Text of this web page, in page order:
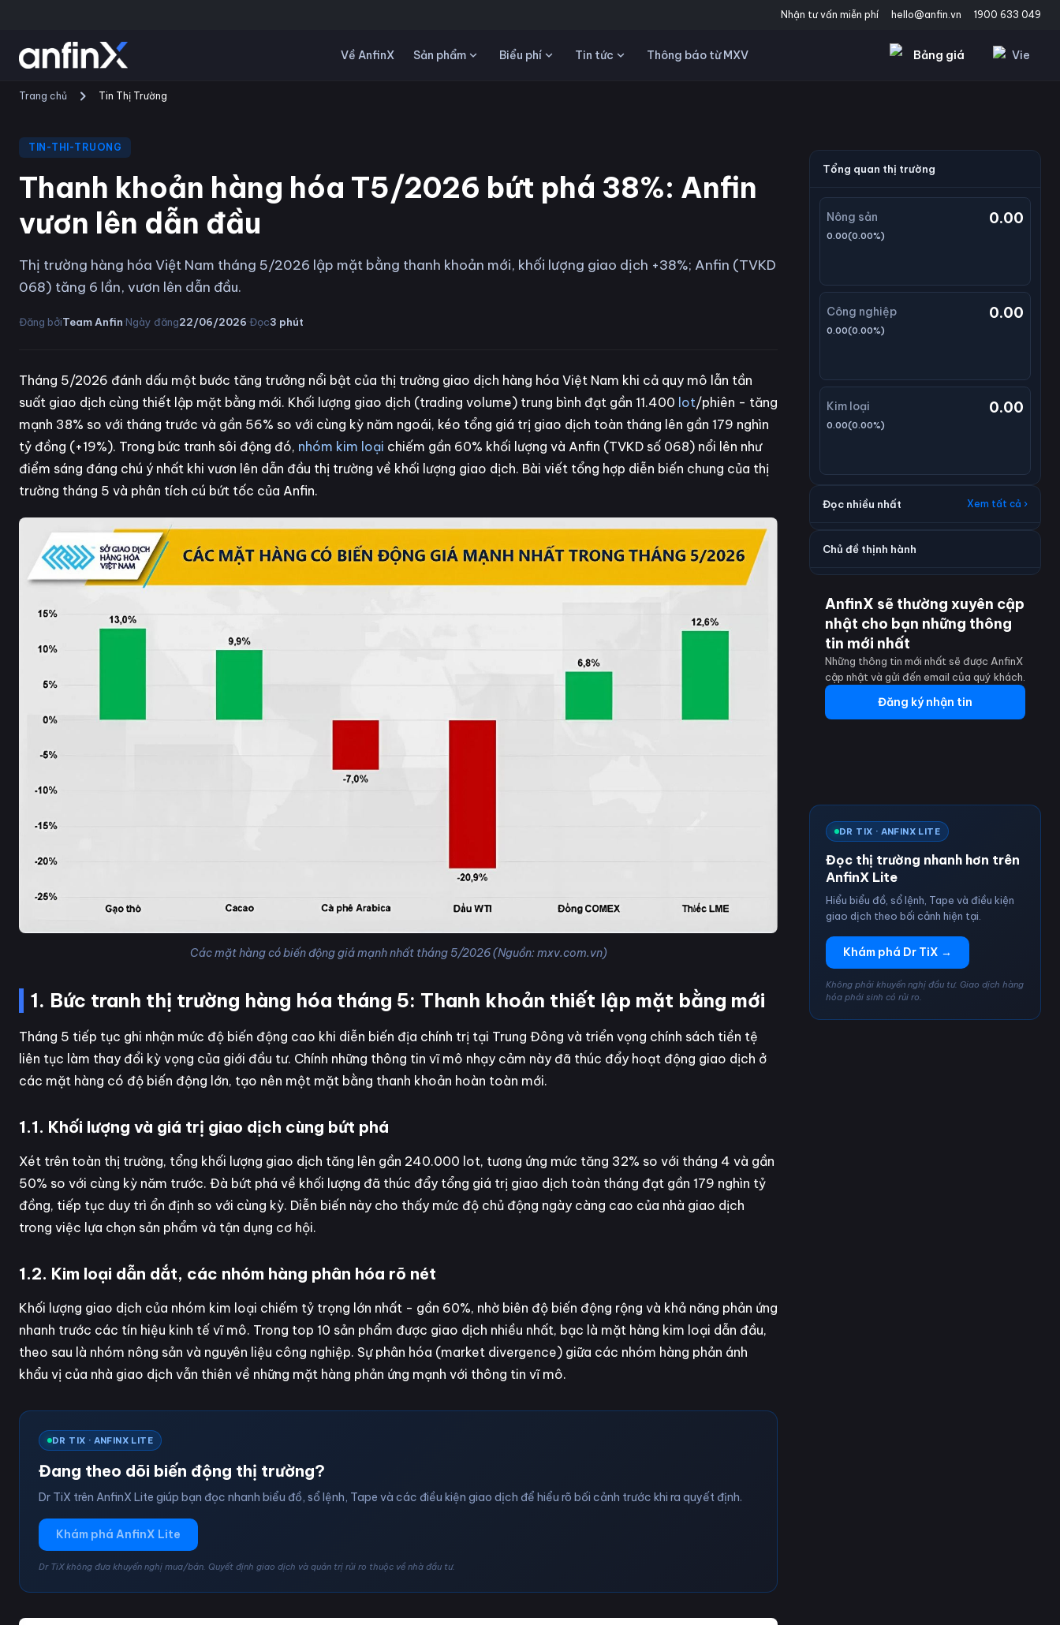
Nhận tư vấn miễn phí hello@anfin.vn 1900 633 049
Về AnfinX Sản phẩm Biểu phí Tin tức Thông báo từ MXV Bảng giá Vie
Trang chủ Tin Thị Trường
TIN-THI-TRUONG
Thanh khoản hàng hóa T5/2026 bứt phá 38%: Anfin
vươn lên dẫn đầu
Thị trường hàng hóa Việt Nam tháng 5/2026 lập mặt bằng thanh khoản mới, khối lượng giao dịch +38%; Anfin (TVKD
068) tăng 6 lần, vươn lên dẫn đầu.
Đăng bởiTeam Anfin·Ngày đăng22/06/2026·Đọc3 phút
Tháng 5/2026 đánh dấu một bước tăng trưởng nổi bật của thị trường giao dịch hàng hóa Việt Nam khi cả quy mô lẫn tần
suất giao dịch cùng thiết lập mặt bằng mới. Khối lượng giao dịch (trading volume) trung bình đạt gần 11.400 lot/phiên - tăng
mạnh 38% so với tháng trước và gần 56% so với cùng kỳ năm ngoái, kéo tổng giá trị giao dịch toàn tháng lên gần 179 nghìn
tỷ đồng (+19%). Trong bức tranh sôi động đó, nhóm kim loại chiếm gần 60% khối lượng và Anfin (TVKD số 068) nổi lên như
điểm sáng đáng chú ý nhất khi vươn lên dẫn đầu thị trường về khối lượng giao dịch. Bài viết tổng hợp diễn biến chung của thị
trường tháng 5 và phân tích cú bứt tốc của Anfin.
Các mặt hàng có biến động giá mạnh nhất tháng 5/2026 (Nguồn: mxv.com.vn)
1. Bức tranh thị trường hàng hóa tháng 5: Thanh khoản thiết lập mặt bằng mới
Tháng 5 tiếp tục ghi nhận mức độ biến động cao khi diễn biến địa chính trị tại Trung Đông và triển vọng chính sách tiền tệ
liên tục làm thay đổi kỳ vọng của giới đầu tư. Chính những thông tin vĩ mô nhạy cảm này đã thúc đẩy hoạt động giao dịch ở
các mặt hàng có độ biến động lớn, tạo nên một mặt bằng thanh khoản hoàn toàn mới.
1.1. Khối lượng và giá trị giao dịch cùng bứt phá
Xét trên toàn thị trường, tổng khối lượng giao dịch tăng lên gần 240.000 lot, tương ứng mức tăng 32% so với tháng 4 và gần
50% so với cùng kỳ năm trước. Đà bứt phá về khối lượng đã thúc đẩy tổng giá trị giao dịch toàn tháng đạt gần 179 nghìn tỷ
đồng, tiếp tục duy trì ổn định so với cùng kỳ. Diễn biến này cho thấy mức độ chủ động ngày càng cao của nhà giao dịch
trong việc lựa chọn sản phẩm và tận dụng cơ hội.
1.2. Kim loại dẫn dắt, các nhóm hàng phân hóa rõ nét
Khối lượng giao dịch của nhóm kim loại chiếm tỷ trọng lớn nhất - gần 60%, nhờ biên độ biến động rộng và khả năng phản ứng
nhanh trước các tín hiệu kinh tế vĩ mô. Trong top 10 sản phẩm được giao dịch nhiều nhất, bạc là mặt hàng kim loại dẫn đầu,
theo sau là nhóm nông sản và nguyên liệu công nghiệp. Sự phân hóa (market divergence) giữa các nhóm hàng phản ánh
khẩu vị của nhà giao dịch vẫn thiên về những mặt hàng phản ứng mạnh với thông tin vĩ mô.
DR TIX · ANFINX LITE
Đang theo dõi biến động thị trường?
Dr TiX trên AnfinX Lite giúp bạn đọc nhanh biểu đồ, sổ lệnh, Tape và các điều kiện giao dịch để hiểu rõ bối cảnh trước khi ra quyết định.
Khám phá AnfinX Lite
Dr TiX không đưa khuyến nghị mua/bán. Quyết định giao dịch và quản trị rủi ro thuộc về nhà đầu tư.
Tổng quan thị trường
Nông sản 0.00
0.00(0.00%)
Công nghiệp 0.00
0.00(0.00%)
Kim loại 0.00
0.00(0.00%)
Đọc nhiều nhất Xem tất cả ›
Chủ đề thịnh hành
AnfinX sẽ thường xuyên cập
nhật cho bạn những thông
tin mới nhất
Những thông tin mới nhất sẽ được AnfinX
cập nhật và gửi đến email của quý khách.
Đăng ký nhận tin
DR TIX · ANFINX LITE
Đọc thị trường nhanh hơn trên
AnfinX Lite
Hiểu biểu đồ, sổ lệnh, Tape và điều kiện
giao dịch theo bối cảnh hiện tại.
Khám phá Dr TiX →
Không phải khuyến nghị đầu tư. Giao dịch hàng
hóa phái sinh có rủi ro.